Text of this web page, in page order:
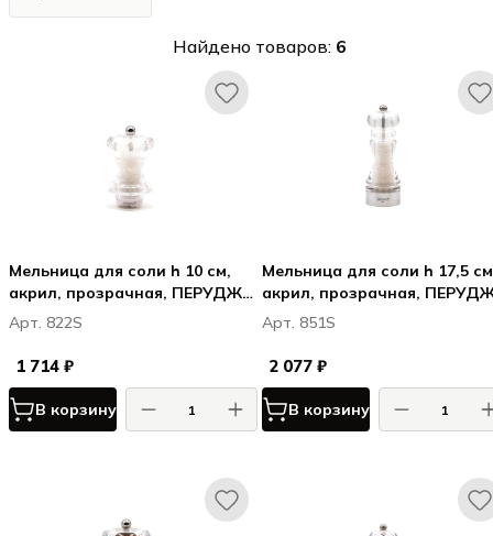
Найдено товаров: 6
Мельница для соли h 10 см,
акрил, прозрачная, ПЕРУДЖА
/ PERUGIA
Арт. 822S
1 714 ₽
В корзину
Мельница для соли h 17,5
акрил, прозрачная,
/ PERUGIA
Арт. 851S
2 077 ₽
В корзину